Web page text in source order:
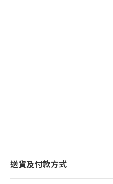
送貨及付款方式